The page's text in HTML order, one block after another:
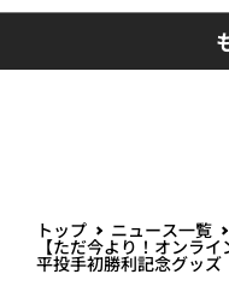
トップ ニュース一覧
【ただ今より！オンラ
平投手初勝利記念グッズ